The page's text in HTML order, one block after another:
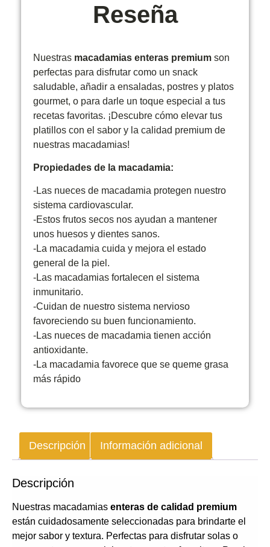
Reseña
Nuestras macadamias enteras premium son
perfectas para disfrutar como un snack
saludable, añadir a ensaladas, postres y platos
gourmet, o para darle un toque especial a tus
recetas favoritas. ¡Descubre cómo elevar tus
platillos con el sabor y la calidad premium de
nuestras macadamias!
Propiedades de la macadamia:
-Las nueces de macadamia protegen nuestro
sistema cardiovascular.
-Estos frutos secos nos ayudan a mantener
unos huesos y dientes sanos.
-La macadamia cuida y mejora el estado
general de la piel.
-Las macadamias fortalecen el sistema
inmunitario.
-Cuidan de nuestro sistema nervioso
favoreciendo su buen funcionamiento.
-Las nueces de macadamia tienen acción
antioxidante.
-La macadamia favorece que se queme grasa
más rápido
Descripción Información adicional
Descripción
Nuestras macadamias enteras de calidad premium
están cuidadosamente seleccionadas para brindarte el
mejor sabor y textura. Perfectas para disfrutar solas o